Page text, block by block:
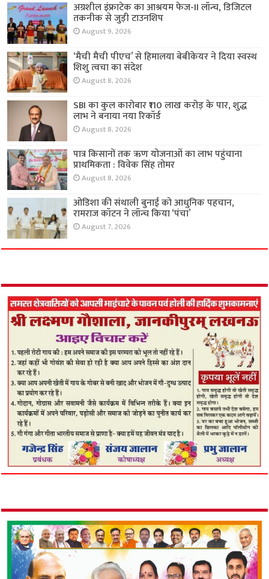
अग्रशील इंफ्राटेक का आश्रयम फेज-II लॉन्च, डिजिटल
तकनीक से जुड़ी टाउनशिप
August 9, 2026
‘मैची मैची पीएच’ से हिमालया बेबीकेयर ने दिया स्वस्थ
शिशु त्वचा का संदेश
August 8, 2026
SBI का कुल कारोबार ₹110 लाख करोड़ के पार, शुद्ध
लाभ ने बनाया नया रिकॉर्ड
August 8, 2026
पात्र किसानों तक ऋण योजनाओं का लाभ पहुंचाना
प्राथमिकता : विवेक सिंह तोमर
August 8, 2026
ओडिशा की संथाली बुनाई को आधुनिक पहचान,
रामराज कॉटन ने लॉन्च किया ‘पंचा’
August 7, 2026